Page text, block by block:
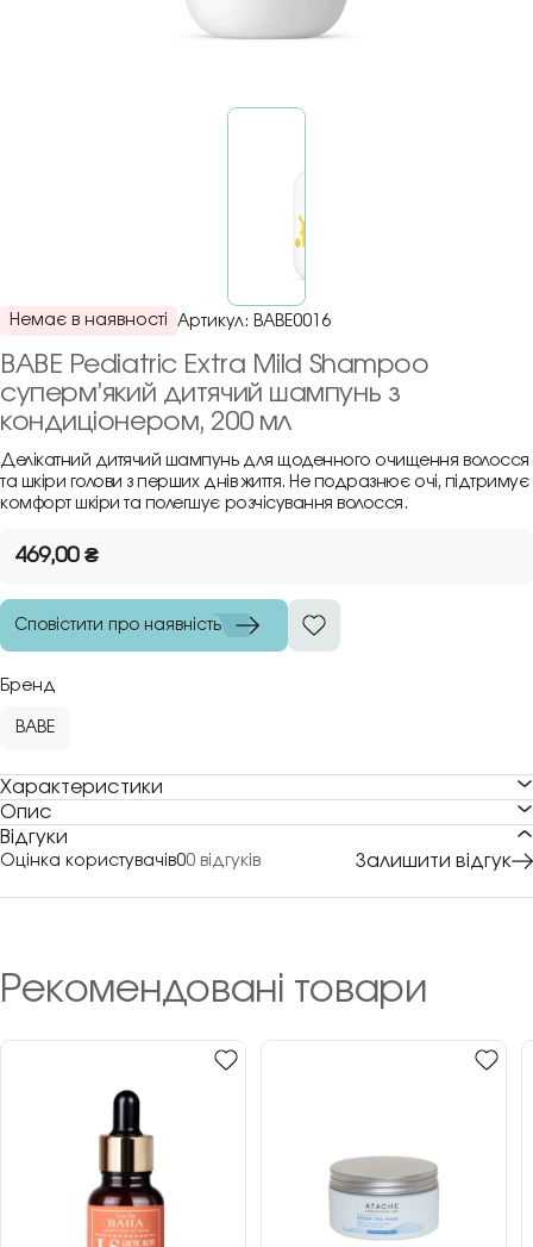
Немає в наявності Артикул: BABE0016
BABE Pediatric Extra Mild Shampoo
суперм’який дитячий шампунь з
кондиціонером, 200 мл
Делікатний дитячий шампунь для щоденного очищення волосся
та шкіри голови з перших днів життя. Не подразнює очі, підтримує
комфорт шкіри та полегшує розчісування волосся.
469,00₴
Сповістити про наявність
Бренд
BABE
Характеристики
Опис
Відгуки
Оцінка користувачів00 відгуків Залишити відгук
Рекомендовані товари